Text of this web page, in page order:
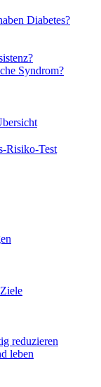
Diabetes?
Syndrom?
Risiko-Test
reduzieren
leben